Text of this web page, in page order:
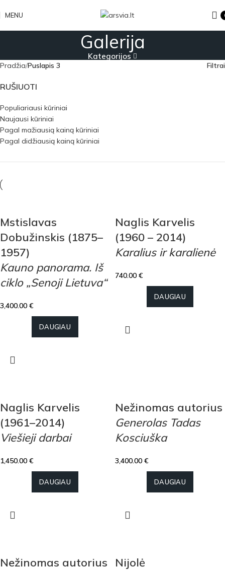
MENU
Galerija
Kategorijos
Pradžia Puslapis 3 Filtrai
RUŠIUOTI
Populiariausi kūriniai
Naujausi kūriniai
Pagal mažiausią kainą kūriniai
Pagal didžiausią kainą kūriniai
Mstislavas
Dobužinskis (1875–
1957)
Kauno panorama. Iš
ciklo „Senoji Lietuva“
3,400.00 €
DAUGIAU
Naglis Karvelis
(1960 – 2014)
Karalius ir karalienė
740.00 €
DAUGIAU
Naglis Karvelis
(1961–2014)
Viešieji darbai
1,450.00 €
DAUGIAU
Nežinomas autorius
Generolas Tadas
Kosciuška
3,400.00 €
DAUGIAU
Nežinomas autorius
Nijolė